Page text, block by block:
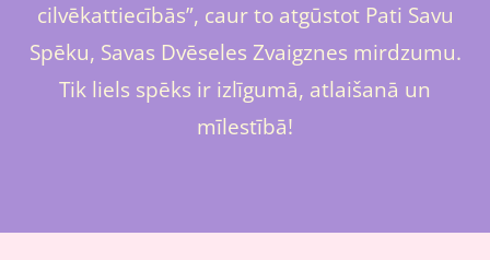
cilvēkattiecībās”, caur to atgūstot Pati Savu
Spēku, Savas Dvēseles Zvaigznes mirdzumu.
Tik liels spēks ir izlīgumā, atlaišanā un
mīlestībā!